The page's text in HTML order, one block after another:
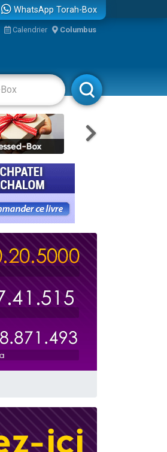
WhatsApp Torah-Box
Calendrier Columbus
Rabbanim